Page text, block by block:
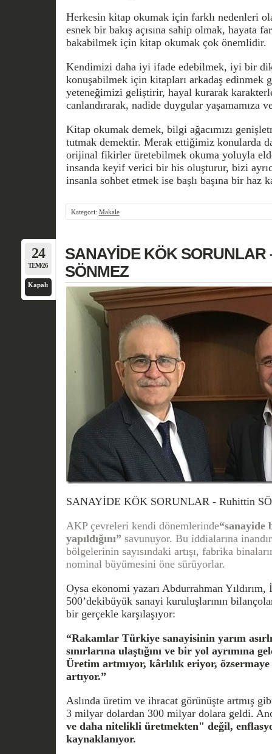
Herkesin kitap okumak için farklı nedenleri
esnek bir bakış açısına sahip olmak, hayata
bakabilmek için kitap okumak çok önemlidir.
Kendimizi daha iyi ifade edebilmek, iyi bir
konuşabilmek için kitapları arkadaş edinmek
yeteneğimizi geliştirir, hayal kurarak
canlandırarak, nadide duygular yaşamamıza
Kitap okumak demek, bilgi ağacımızı
tutmak demektir. Merak ettiğimiz konularda
orijinal fikirler üretebilmek okuma yoluyla
insanda keyif verici bir his oluşturur, bizi
insanla sohbet etmek ise başlı başına bir haz
Kategori: Makale
24
TEM/26
Kapalı
SANAYİDE KÖK
SÖNMEZ
SANAYİDE KÖK SORUNLAR - Ruhittin
AKP çevreleri kendi dönemlerinde“sanayide
yapıldığını” savunuyor. Bu iddialarına
bölgelerinin sayısındaki artışı, fabrika
nominal büyümesini öne sürüyorlar.
Oysa ekonomi yazarı Abdurrahman
500’dekibüyük sanayi kuruluşlarının
bir gerçekle karşılaşıyor:
“Rakamlar Türkiye sanayisinin yarım
sınırlarına ulaştığını ve bir yol ayrımına
Üretim artmıyor, kârlılık eriyor,
artıyor.”
Aslında üretim ve ihracat görünüşte artmış
3 milyar dolardan 300 milyar dolara geldi.
ve daha nitelikli üretmekten" değil,
kaynaklanıyor.